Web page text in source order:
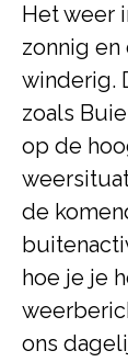
Het weer
zonnig
winderig.
zoals
op de
de
hoe je je
ons